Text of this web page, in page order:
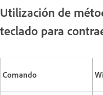
Utilización de
teclado para
Comando